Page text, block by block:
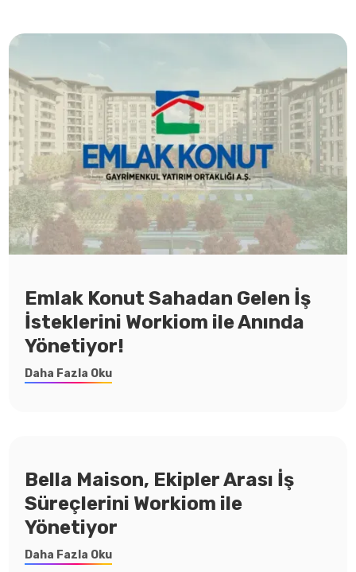
Emlak Konut Sahadan Gelen İş
İsteklerini Workiom ile Anında
Yönetiyor!
Daha Fazla Oku
Bella Maison, Ekipler Arası İş
Süreçlerini Workiom ile
Yönetiyor
Daha Fazla Oku